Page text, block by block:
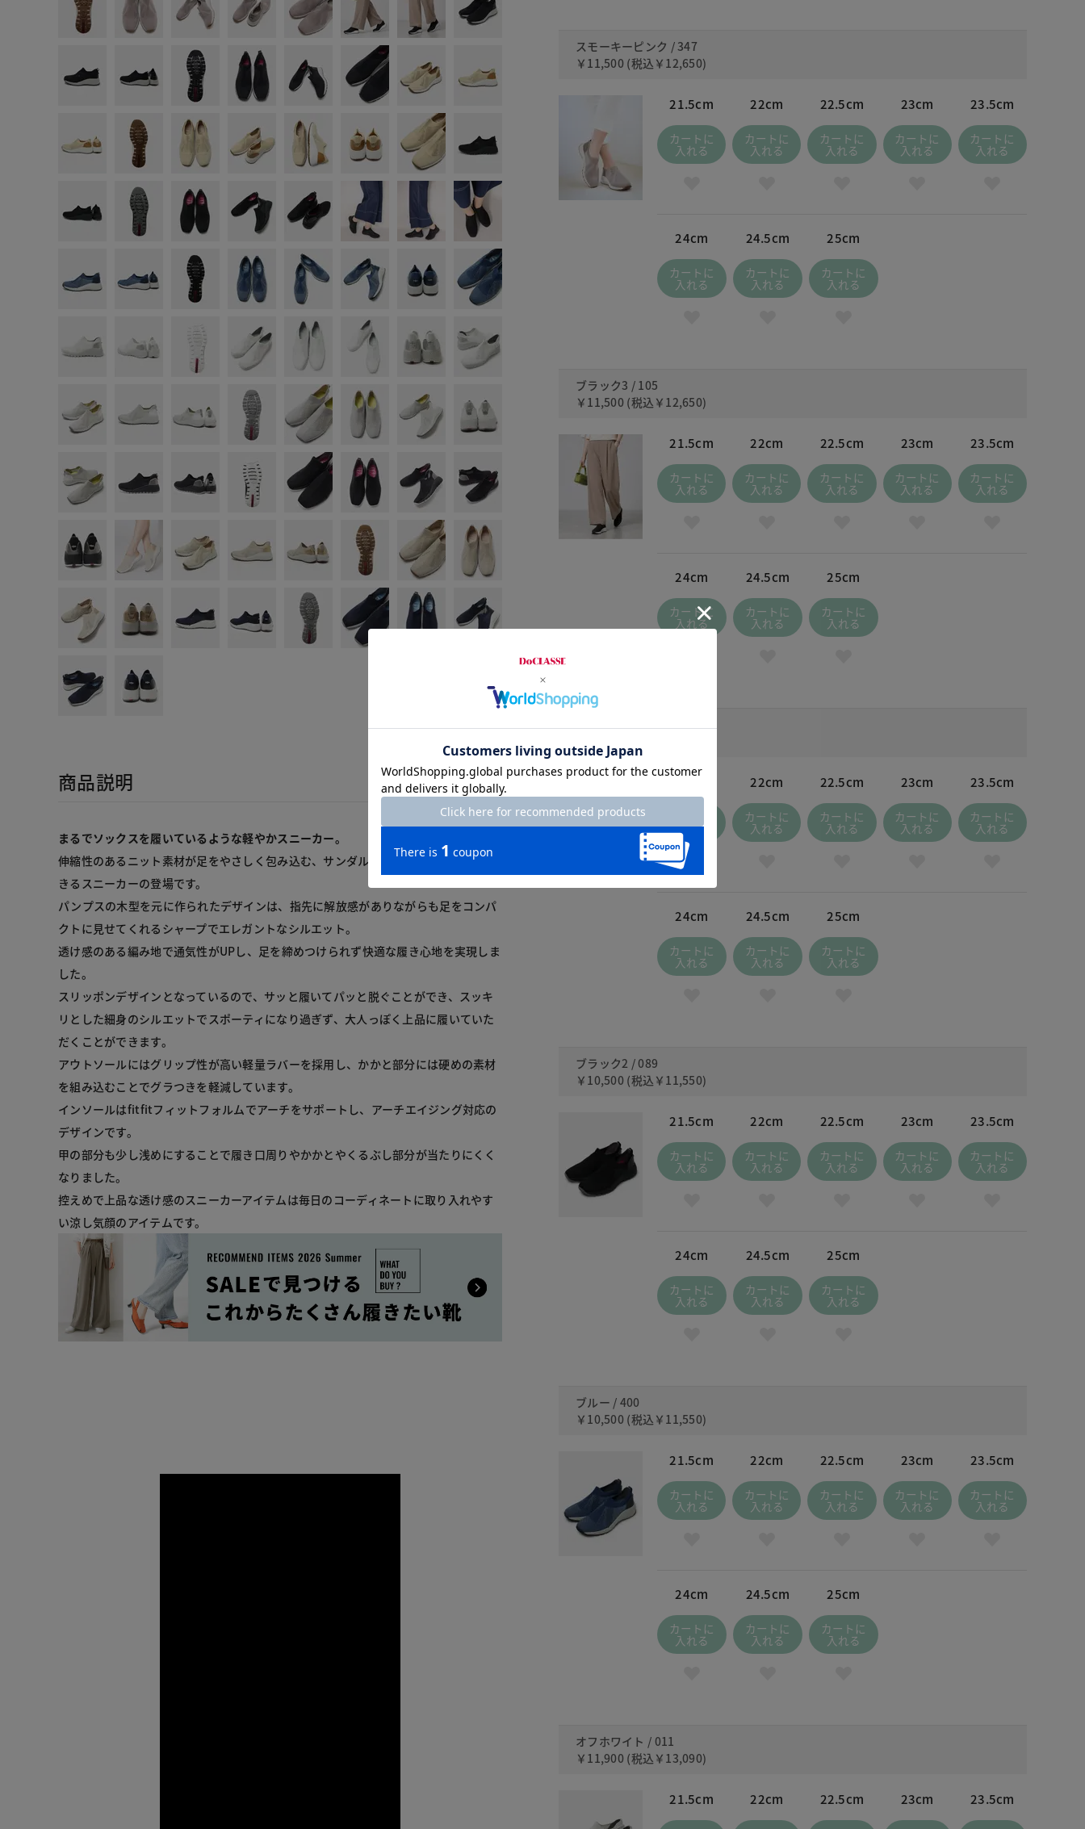
商品説明
まるでソックスを履いているような軽やかスニーカー。
伸縮性のあるニット素材が足をやさしく包み込む、サンダル代わりにも履くことがで
きるスニーカーの登場です。
パンプスの木型を元に作られたデザインは、指先に解放感がありながらも足をコンパ
クトに見せてくれるシャープでエレガントなシルエット。
透け感のある編み地で通気性がUPし、足を締めつけられず快適な履き心地を実現しま
した。
スリッポンデザインとなっているので、サッと履いてパッと脱ぐことができ、スッキ
リとした細身のシルエットでスポーティになり過ぎず、大人っぽく上品に履いていた
だくことができます。
アウトソールにはグリップ性が高い軽量ラバーを採用し、かかと部分には硬めの素材
を組み込むことでグラつきを軽減しています。
インソールはfitfitフィットフォルムでアーチをサポートし、アーチエイジング対応の
デザインです。
甲の部分も少し浅めにすることで履き口周りやかかとやくるぶし部分が当たりにくく
なりました。
控えめで上品な透け感のスニーカーアイテムは毎日のコーディネートに取り入れやす
スモーキーピンク / 347
￥11,500 (税込 ￥12,650)
21.5cm
カートに
入れる
22cm
カートに
入れる
22.5cm
カートに
入れる
23cm
カートに
入れる
23.5cm
カートに
入れる
24cm
カートに
入れる
24.5cm
カートに
入れる
25cm
カートに
入れる
ブラック3 / 105
￥11,500 (税込 ￥12,650)
21.5cm
カートに
入れる
22cm
カートに
入れる
22.5cm
カートに
入れる
23cm
カートに
入れる
23.5cm
カートに
入れる
24cm
カートに
入れる
24.5cm
カートに
入れる
25cm
カートに
入れる
21.5cm
入れる
22cm
カートに
入れる
22.5cm
カートに
入れる
23cm
カートに
入れる
23.5cm
カートに
入れる
24cm
カートに
入れる
24.5cm
カートに
入れる
25cm
カートに
入れる
ブラック2 / 089
￥10,500 (税込 ￥11,550)
21.5cm
カートに
入れる
22cm
カートに
入れる
22.5cm
カートに
入れる
23cm
カートに
入れる
23.5cm
カートに
入れる
24cm
カートに
入れる
24.5cm
カートに
入れる
25cm
カートに
入れる
ブルー / 400
￥10,500 (税込 ￥11,550)
21.5cm
カートに
入れる
22cm
カートに
入れる
22.5cm
カートに
入れる
23cm
カートに
入れる
23.5cm
カートに
入れる
24cm
カートに
入れる
24.5cm
カートに
入れる
25cm
カートに
入れる
オフホワイト / 011
￥11,900 (税込 ￥13,090)
21.5cm 22cm 22.5cm 23cm 23.5cm